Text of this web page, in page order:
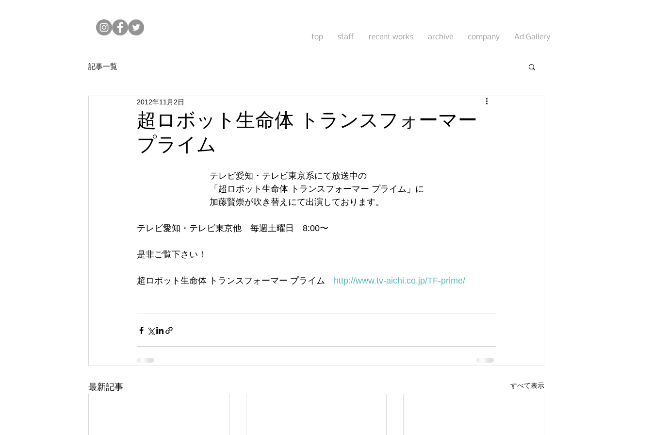
top staff recent works archive company Ad Gallery
記事一覧
超ロボット生命体 トランスフォーマー
プライム
2012年11月2日
テレビ愛知・テレビ東京系にて放送中の
「超ロボット生命体 トランスフォーマー プライム」に
加藤賢崇が吹き替えにて出演しております。
テレビ愛知・テレビ東京他　毎週土曜日　8:00〜
是非ご覧下さい！
超ロボット生命体 トランスフォーマー プライム http://www.tv-aichi.co.jp/TF-prime/
最新記事 すべて表示